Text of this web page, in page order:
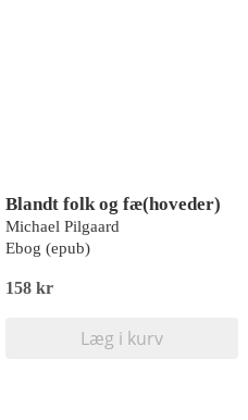
Blandt folk og fæ(hoveder)
Michael Pilgaard
Ebog (epub)
158 kr
Læg i kurv